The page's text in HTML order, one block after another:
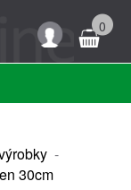
0
-
30cm